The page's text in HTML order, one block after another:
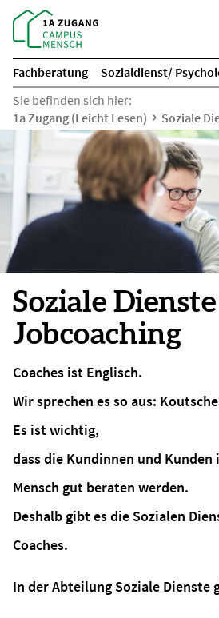
Fachberatung Sozialdienst/
Sie befinden sich hier:
1a Zugang (Leicht Lesen)
Soziale
Soziale
Jobcoaching
Coaches ist Englisch.
Wir sprechen es so aus:
Es ist wichtig,
dass die Kundinnen und Kunden
Mensch gut beraten werden.
Deshalb gibt es die Sozialen
Coaches.
In der Abteilung Soziale Dienste